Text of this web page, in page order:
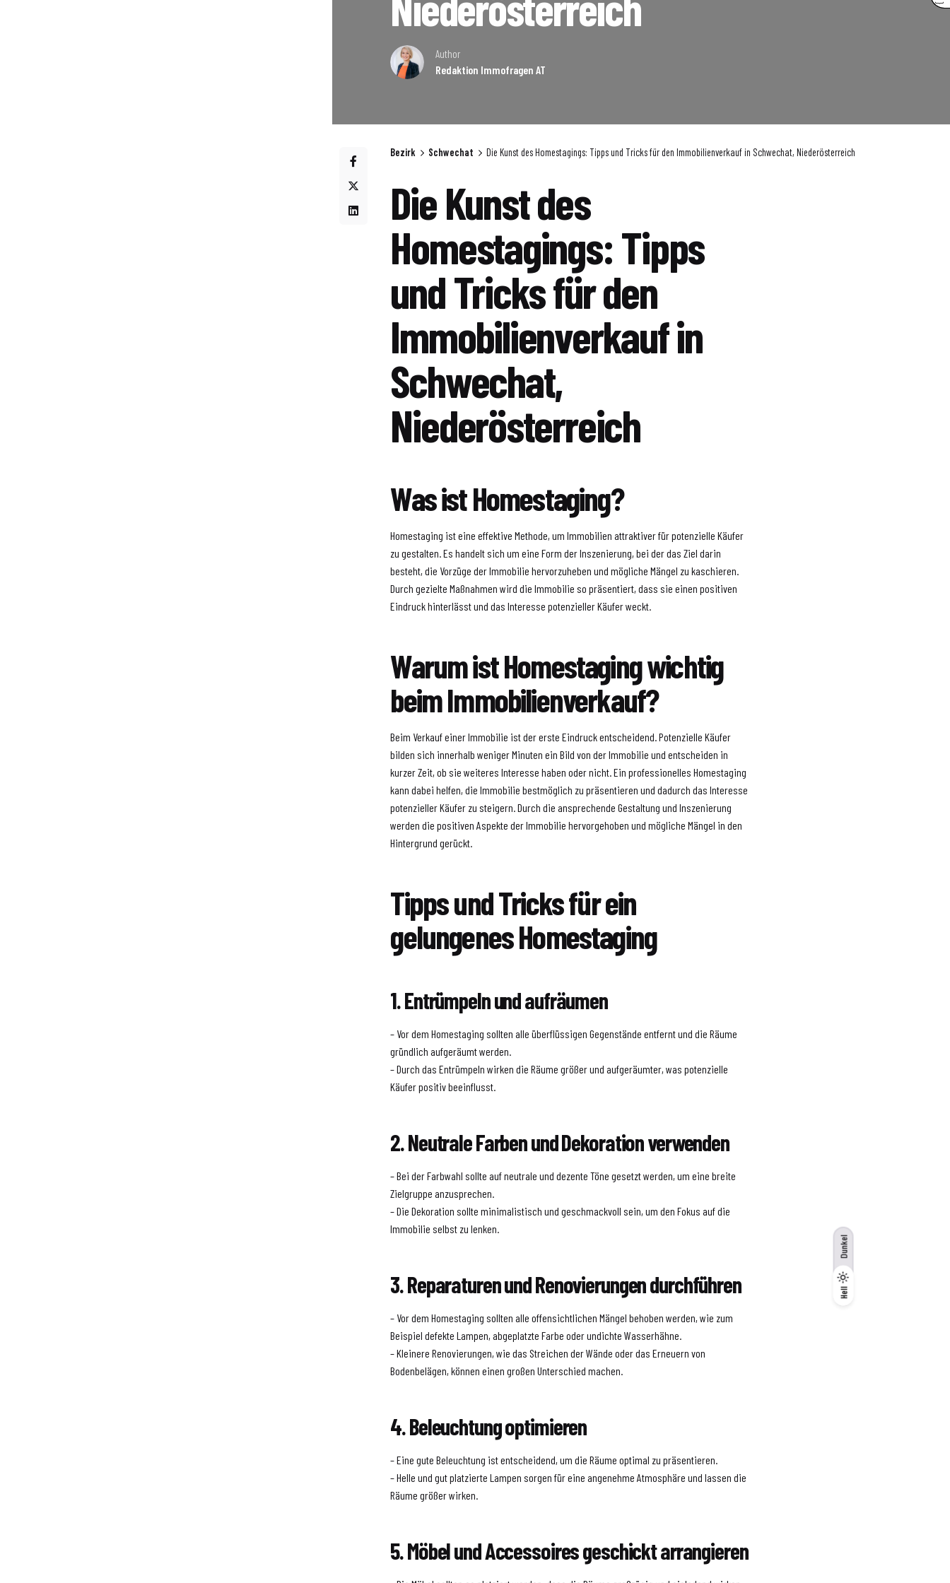
Hell
Dunkel
Hell
Dunkel
Author
Redaktion Immofragen AT
Bezirk Schwechat Die Kunst des Homestagings: Tipps und Tricks für den Immobilienverkauf in Schwechat, Niederösterreich
Die Kunst des
Homestagings: Tipps
und Tricks für den
Immobilienverkauf in
Schwechat,
Niederösterreich
Was ist Homestaging?
Homestaging ist eine effektive Methode, um Immobilien attraktiver für potenzielle Käufer
zu gestalten. Es handelt sich um eine Form der Inszenierung, bei der das Ziel darin
besteht, die Vorzüge der Immobilie hervorzuheben und mögliche Mängel zu kaschieren.
Durch gezielte Maßnahmen wird die Immobilie so präsentiert, dass sie einen positiven
Eindruck hinterlässt und das Interesse potenzieller Käufer weckt.
Warum ist Homestaging wichtig
beim Immobilienverkauf?
Beim Verkauf einer Immobilie ist der erste Eindruck entscheidend. Potenzielle Käufer
bilden sich innerhalb weniger Minuten ein Bild von der Immobilie und entscheiden in
kurzer Zeit, ob sie weiteres Interesse haben oder nicht. Ein professionelles Homestaging
kann dabei helfen, die Immobilie bestmöglich zu präsentieren und dadurch das Interesse
potenzieller Käufer zu steigern. Durch die ansprechende Gestaltung und Inszenierung
werden die positiven Aspekte der Immobilie hervorgehoben und mögliche Mängel in den
Hintergrund gerückt.
Tipps und Tricks für ein
gelungenes Homestaging
1. Entrümpeln und aufräumen
– Vor dem Homestaging sollten alle überflüssigen Gegenstände entfernt und die Räume
gründlich aufgeräumt werden.
– Durch das Entrümpeln wirken die Räume größer und aufgeräumter, was potenzielle
Käufer positiv beeinflusst.
2. Neutrale Farben und Dekoration verwenden
– Bei der Farbwahl sollte auf neutrale und dezente Töne gesetzt werden, um eine breite
Zielgruppe anzusprechen.
– Die Dekoration sollte minimalistisch und geschmackvoll sein, um den Fokus auf die
Immobilie selbst zu lenken.
3. Reparaturen und Renovierungen durchführen
– Vor dem Homestaging sollten alle offensichtlichen Mängel behoben werden, wie zum
Beispiel defekte Lampen, abgeplatzte Farbe oder undichte Wasserhähne.
– Kleinere Renovierungen, wie das Streichen der Wände oder das Erneuern von
Bodenbelägen, können einen großen Unterschied machen.
4. Beleuchtung optimieren
– Eine gute Beleuchtung ist entscheidend, um die Räume optimal zu präsentieren.
– Helle und gut platzierte Lampen sorgen für eine angenehme Atmosphäre und lassen die
Räume größer wirken.
5. Möbel und Accessoires geschickt arrangieren